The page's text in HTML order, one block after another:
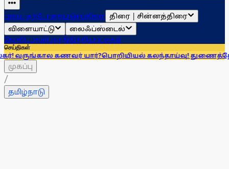
முகப்புதற்போதைய செய்திகள் திரை | சின்னத்திரை
விளையாட்டு
லைஃப்ஸ்டைல்
ஜோதிடம்தமிழ்நாடுஇந்தியாஉலகம்
செய்திகள்
கணவர் யார்?பொறியியல் கலந்தாய்வு! துணைத்தோ்வு
முகப்பு
/
தமிழ்நாடு